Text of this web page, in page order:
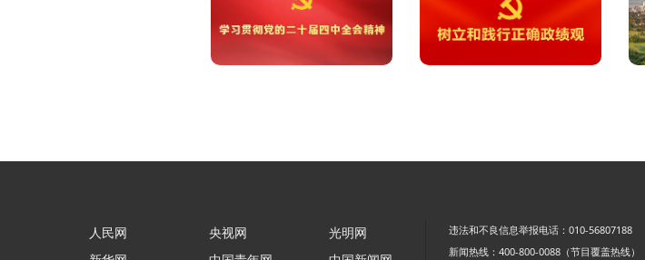
人民网
央视网
光明网
违法和不良信息举报电话：010-56807188
新闻热线：400-800-0088（节目覆盖热线）